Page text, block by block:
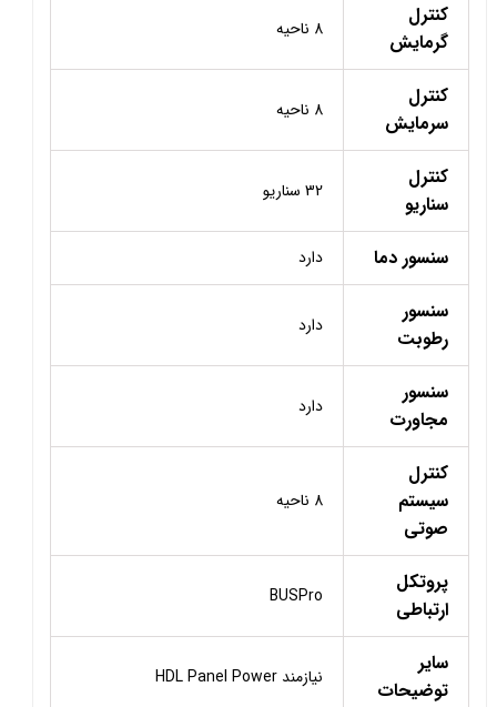
کنترل
گرمایش
8 ناحیه
کنترل
سرمایش
8 ناحیه
کنترل
سناریو
32 سناریو
سنسور دما دارد
سنسور
رطوبت
دارد
سنسور
مجاورت
دارد
کنترل
سیستم
صوتی
8 ناحیه
پروتکل
ارتباطی
BUSPro
سایر
توضیحات
نیازمند HDL Panel Power